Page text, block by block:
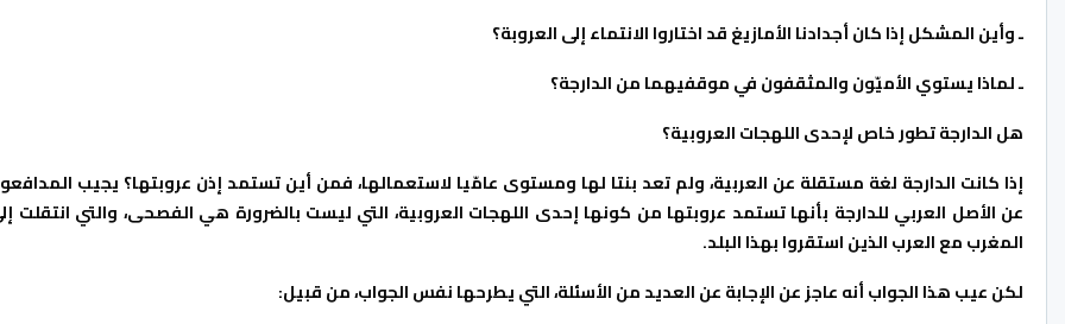
ـ وأين المشكل إذا كان أجدادنا الأمازيغ قد اختاروا الانتماء إلى العروبة؟
ـ لماذا يستوي الأميّون والمثقفون في موقفيهما من الدارجة؟
هل الدارجة تطور خاص لإحدى اللهجات العروبية؟
إذا كانت الدارجة لغة مستقلة عن العربية، ولم تعد بنتا لها ومستوى عامّيا لاستعمالها، فمن أين تستمد إذن عروبتها؟ يجيب
عن الأصل العربي للدارجة بأنها تستمد عروبتها من كونها إحدى اللهجات العروبية، التي ليست بالضرورة هي الفصحى، والتي انتقلت
المغرب مع العرب الذين استقروا بهذا البلد.
لكن عيب هذا الجواب أنه عاجز عن الإجابة عن العديد من الأسئلة، التي يطرحها نفس الجواب، من قبيل: